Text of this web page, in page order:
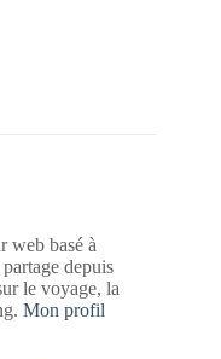
web basé à
depuis
le voyage, la
Mon profil